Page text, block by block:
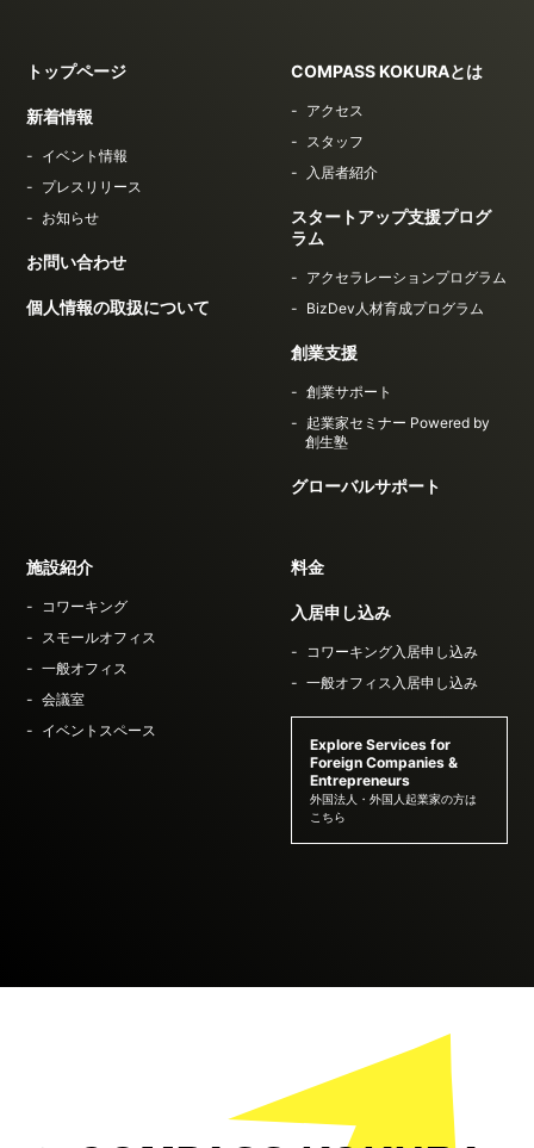
トップページ
新着情報
イベント情報
プレスリリース
お知らせ
お問い合わせ
個人情報の取扱について
COMPASS KOKURAとは
アクセス
スタッフ
入居者紹介
スタートアップ支援プログ
ラム
アクセラレーションプログラム
BizDev人材育成プログラム
創業支援
創業サポート
起業家セミナー Powered by
創生塾
グローバルサポート
施設紹介
コワーキング
スモールオフィス
一般オフィス
会議室
イベントスペース
料金
入居申し込み
コワーキング入居申し込み
一般オフィス入居申し込み
Explore Services for
Foreign Companies &
Entrepreneurs
外国法人・外国人起業家の方は
こちら